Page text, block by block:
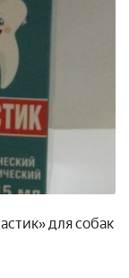
для собак